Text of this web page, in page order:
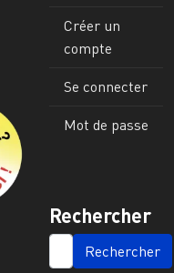
Créer un
compte
Se connecter
Mot de passe
Rechercher
SEARCH